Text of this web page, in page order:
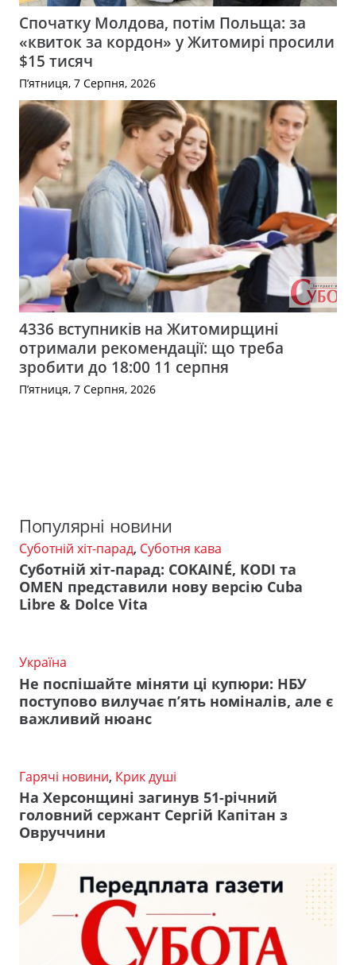
Спочатку Молдова, потім Польща: за
«квиток за кордон» у Житомирі просили
$15 тисяч
П’ятниця, 7 Серпня, 2026
4336 вступників на Житомирщині
отримали рекомендації: що треба
зробити до 18:00 11 серпня
П’ятниця, 7 Серпня, 2026
Популярні новини
Суботній хіт-парад, Суботня кава
Суботній хіт-парад: COKAINÉ, KODI та
OMEN представили нову версію Cuba
Libre & Dolce Vita
Україна
Не поспішайте міняти ці купюри: НБУ
поступово вилучає п’ять номіналів, але є
важливий нюанс
Гарячі новини, Крик душі
На Херсонщині загинув 51-річний
головний сержант Сергій Капітан з
Овруччини